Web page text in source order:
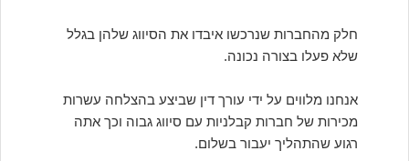
חלק מהחברות שנרכשו איבדו את הסיווג שלהן בגלל
שלא פעלו בצורה נכונה.
אנחנו מלווים על ידי עורך דין שביצע בהצלחה עשרות
מכירות של חברות קבלניות עם סיווג גבוה וכך אתה
רגוע שהתהליך יעבור בשלום.